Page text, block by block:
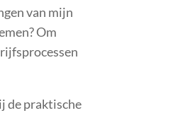
van mijn
Om
de praktische